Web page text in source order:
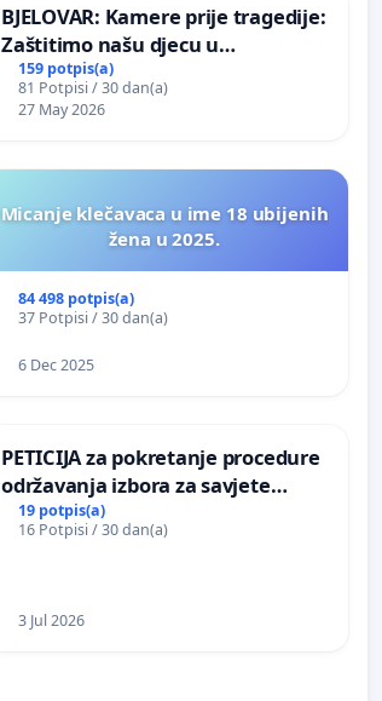
BJELOVAR: Kamere prije tragedije:
Zaštitimo našu djecu u
Vukovarskoj!
159 potpis(a)
81 Potpisi / 30 dan(a)
27 May 2026
Micanje klečavaca u ime 18 ubijenih
žena u 2025.
84 498 potpis(a)
37 Potpisi / 30 dan(a)
6 Dec 2025
PETICIJA za pokretanje procedure
održavanja izbora za savjete
mjesnih zajednica u Općini
Bugojno
19 potpis(a)
16 Potpisi / 30 dan(a)
3 Jul 2026